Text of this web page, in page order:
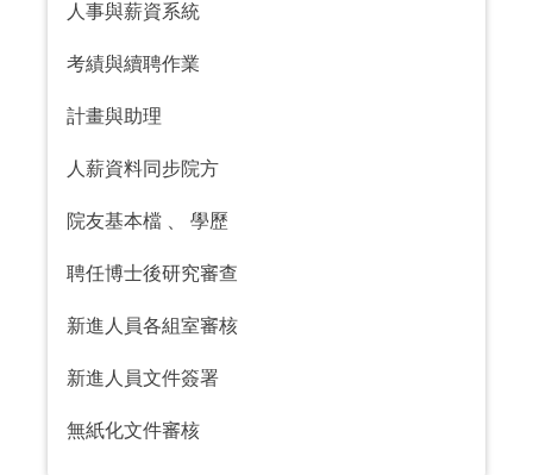
人事與薪資系統
考績與續聘作業
計畫與助理
人薪資料同步院方
院友基本檔 、學歷
聘任博士後研究審查
新進人員各組室審核
新進人員文件簽署
無紙化文件審核